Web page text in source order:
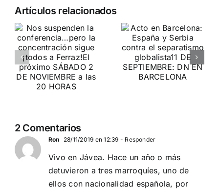
Artículos relacionados
Acto en
Barcelona:
España y
Serbia
contra el
separatismo
globalista
contra la
invasión
migratoria
y el gran
reemplazo
2 Comentarios
Ron 28/11/2019 en 12:39 - Responder
Vivo en Jávea. Hace un año o más
detuvieron a tres marroquíes, uno de
ellos con nacionalidad española, por